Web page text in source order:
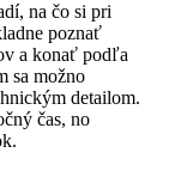
na čo si pri
poznať
a konať podľa
sa možno
detailom.
čas, no